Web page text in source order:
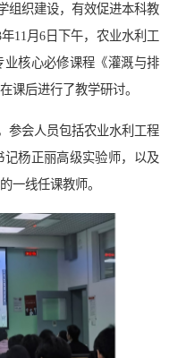
组织建设，有效促进本科教
11月6日下午，农业水利工
核心必修课程《灌溉与排
课后进行了教学研讨。
参会人员包括农业水利工程
杨正丽高级实验师，以及
一线任课教师。